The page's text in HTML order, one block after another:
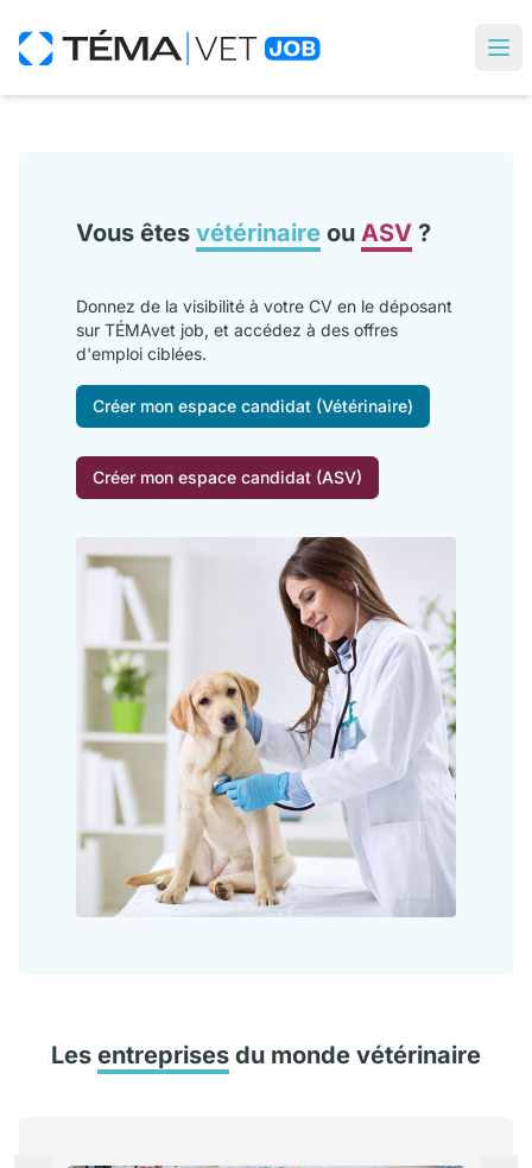
Vous êtes vétérinaire ou ASV ?
Donnez de la visibilité à votre CV en le déposant
sur TÉMAvet job, et accédez à des offres
d'emploi ciblées.
Créer mon espace candidat (Vétérinaire)
Créer mon espace candidat (ASV)
Les entreprises du monde vétérinaire